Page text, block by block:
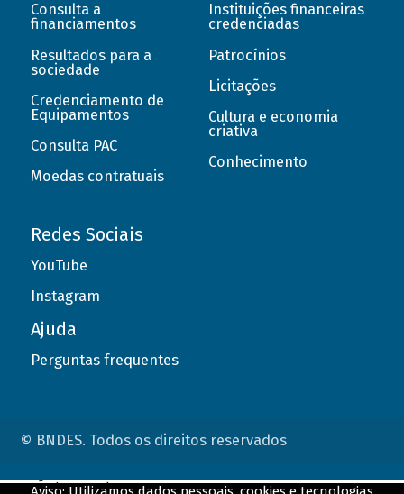
Consulta a
financiamentos
Resultados para a
sociedade
Credenciamento de
Equipamentos
Consulta PAC
Moedas contratuais
Instituições financeiras
credenciadas
Patrocínios
Licitações
Cultura e economia
criativa
Conhecimento
Redes Sociais
YouTube
Instagram
Ajuda
Perguntas frequentes
© BNDES. Todos os direitos reservados
ConteÃºdo complementar